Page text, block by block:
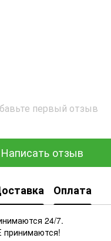
первый отзыв
Написать отзыв
Оплата
24/7.
принимаются!